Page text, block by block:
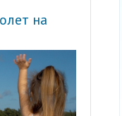
на